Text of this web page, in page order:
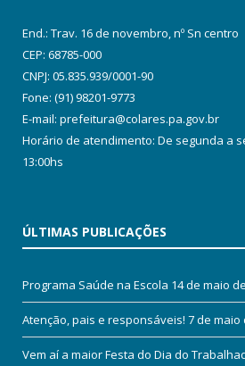
End.: Trav. 16 de novembro, nº Sn centro
CEP: 68785-000
CNPJ: 05.835.939/0001-90
Fone: (91) 98201-9773
E-mail: prefeitura@colares.pa.gov.br
Horário de atendimento: De segunda a
13:00hs
ÚLTIMAS PUBLICAÇÕES
Programa Saúde na Escola 14 de maio
Atenção, pais e responsáveis! 7 de maio
Vem aí a maior Festa do Dia do